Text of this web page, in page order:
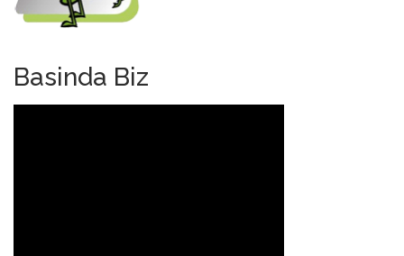
Basinda Biz